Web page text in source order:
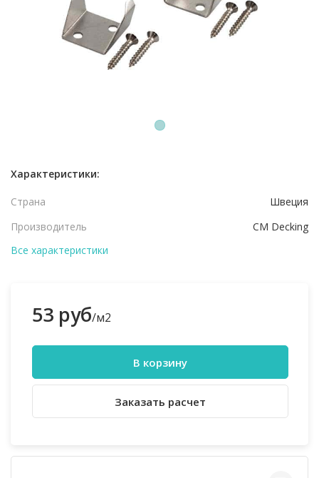
1
Характеристики:
Страна
Швеция
Производитель
CM Decking
Все характеристики
53 руб/м2
В корзину
Заказать расчет